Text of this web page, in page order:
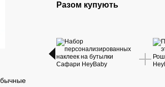
Разом купують